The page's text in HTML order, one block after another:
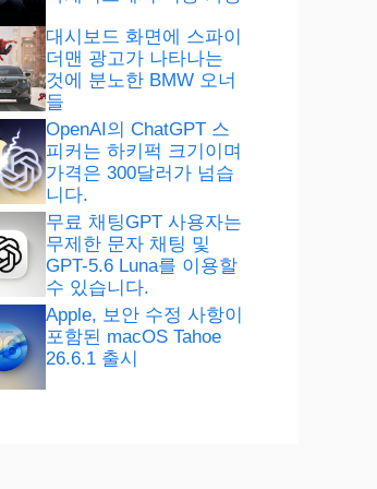
대시보드 화면에 스파이
더맨 광고가 나타나는
것에 분노한 BMW 오너
들
OpenAI의 ChatGPT 스
피커는 하키퍽 크기이며
가격은 300달러가 넘습
니다.
무료 채팅GPT 사용자는
무제한 문자 채팅 및
GPT-5.6 Luna를 이용할
수 있습니다.
Apple, 보안 수정 사항이
포함된 macOS Tahoe
26.6.1 출시